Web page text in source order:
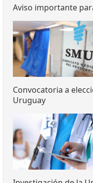
Aviso importante
Convocatoria a
Uruguay